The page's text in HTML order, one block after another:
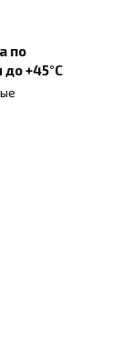
по
+45°C